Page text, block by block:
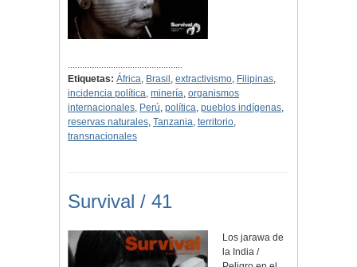
................................................
Etiquetas: África, Brasil , extractivismo, Filipinas,
incidencia política, minería, organismos
internacionales, Perú, política, pueblos indígenas,
reservas naturales, Tanzania, territorio,
transnacionales
Survival / 41
Los jarawa de
la India /